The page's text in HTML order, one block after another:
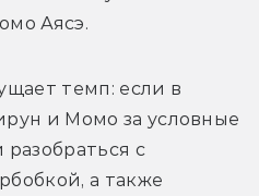
Аясэ.
темп: если в
и Момо за условные
с
а также